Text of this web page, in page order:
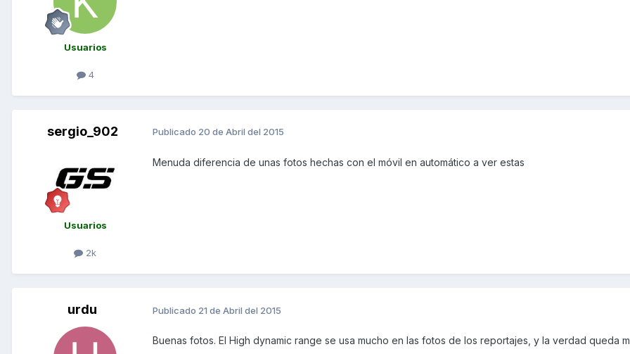
Usuarios
4
sergio_902
Usuarios
2k
Publicado 20 de Abril del 2015
Menuda diferencia de unas fotos hechas con el móvil en automático a ver estas
urdu Publicado 21 de Abril del 2015
Buenas fotos. El High dynamic range se usa mucho en las fotos de los reportajes, y la verdad queda